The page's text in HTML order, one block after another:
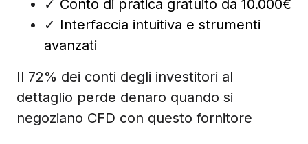
✓ Conto di pratica gratuito da 10.000€
✓ Interfaccia intuitiva e strumenti
avanzati
Il 72% dei conti degli investitori al
dettaglio perde denaro quando si
negoziano CFD con questo fornitore